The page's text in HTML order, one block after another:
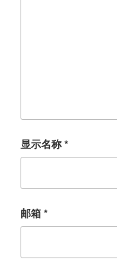
显示名称*
邮箱*